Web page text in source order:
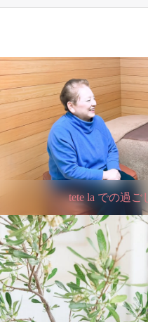
tete la での過